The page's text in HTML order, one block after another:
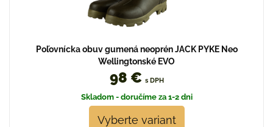
Poľovnícka obuv gumená neoprén JACK PYKE Neo
Wellingtonské EVO
98 € s DPH
Skladom - doručíme za 1-2 dni
Vyberte variant